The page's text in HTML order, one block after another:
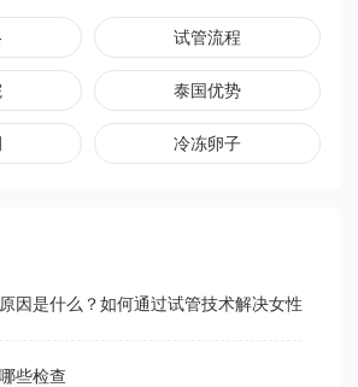
试管流程
泰国优势
冷冻卵子
因是什么？如何通过试管技术解决女性不孕
些检查